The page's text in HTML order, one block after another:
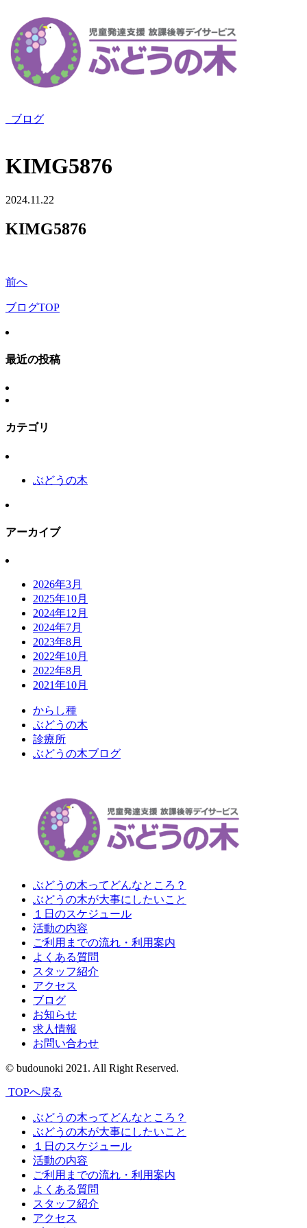
ブログ
KIMG5876
2024.11.22
KIMG5876
前へ
ブログTOP
最近の投稿
カテゴリ
ぶどうの木
アーカイブ
2026年3月
2025年10月
2024年12月
2024年7月
2023年8月
2022年10月
2022年8月
2021年10月
から し種
ぶどう の木
診療所
ぶどう の木ブロ グ
ぶどうの木ってどんなところ？
ぶどうの木が大事にしたいこと
１日のスケジュール
活動の内容
ご利用までの流れ・利用案内
よくある質問
スタッフ紹介
アクセス
ブログ
お知らせ
求人情報
お問い合わせ
© budounoki 2021. All Right Reserved.
TOPへ戻る
ぶどうの木ってどんなところ？
ぶどうの木が大事にしたいこと
１日のスケジュール
活動の内容
ご利用までの流れ・利用案内
よくある質問
スタッフ紹介
アクセス